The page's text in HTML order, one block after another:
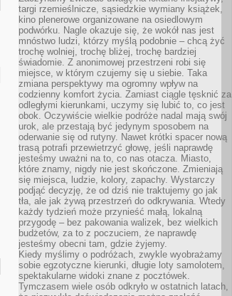
targi rzemieślnicze, sąsiedzkie wymiany książek,
kino plenerowe organizowane na osiedlowym
podwórku. Nagle okazuje się, że wokół nas jest
mnóstwo ludzi, którzy myślą podobnie – chcą żyć
trochę wolniej, trochę bliżej, trochę bardziej
świadomie. Z anonimowej przestrzeni robi się
miejsce, w którym czujemy się u siebie. Taka
zmiana perspektywy ma ogromny wpływ na
codzienny komfort życia. Zamiast ciągle tęsknić za
odległymi kierunkami, uczymy się lubić to, co jest
obok. Oczywiście wielkie podróże nadal mają swój
urok, ale przestają być jedynym sposobem na
oderwanie się od rutyny. Nawet krótki spacer nową
trasą potrafi przewietrzyć głowę, jeśli naprawdę
jesteśmy uważni na to, co nas otacza. Miasto,
które znamy, nigdy nie jest skończone. Zmieniają
się miejsca, ludzie, kolory, zapachy. Wystarczy
podjąć decyzję, że od dziś nie traktujemy go jak
tła, ale jak żywą przestrzeń do odkrywania. Wtedy
każdy tydzień może przynieść małą, lokalną
przygodę – bez pakowania walizek, bez wielkich
budżetów, za to z poczuciem, że naprawdę
jesteśmy obecni tam, gdzie żyjemy.
Kiedy myślimy o podróżach, zwykle wyobrażamy
sobie egzotyczne kierunki, długie loty samolotem,
spektakularne widoki znane z pocztówek.
Tymczasem wiele osób odkryło w ostatnich latach,